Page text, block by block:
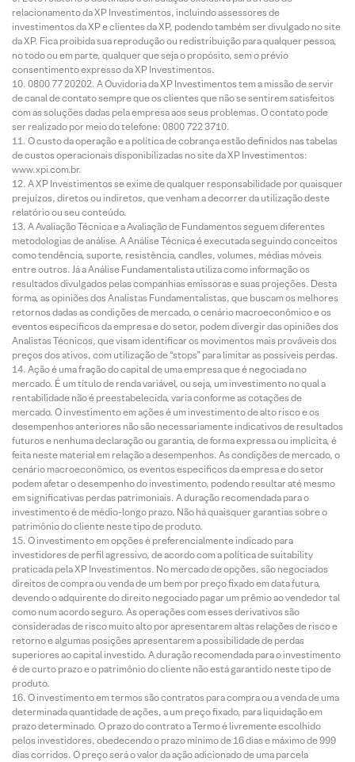
relacionamento da XP Investimentos, incluindo assessores de
investimentos da XP e clientes da XP, podendo também ser divulgado no site
da XP. Fica proibida sua reprodução ou redistribuição para qualquer pessoa,
no todo ou em parte, qualquer que seja o propósito, sem o prévio
consentimento expresso da XP Investimentos.
0800 77 20202. A Ouvidoria da XP Investimentos tem a missão de servir
de canal de contato sempre que os clientes que não se sentirem satisfeitos
com as soluções dadas pela empresa aos seus problemas. O contato pode
ser realizado por meio do telefone: 0800 722 3710.
O custo da operação e a política de cobrança estão definidos nas tabelas
de custos operacionais disponibilizadas no site da XP Investimentos:
www.xpi.com.br.
A XP Investimentos se exime de qualquer responsabilidade por quaisquer
prejuízos, diretos ou indiretos, que venham a decorrer da utilização deste
relatório ou seu conteúdo.
A Avaliação Técnica e a Avaliação de Fundamentos seguem diferentes
metodologias de análise. A Análise Técnica é executada seguindo conceitos
como tendência, suporte, resistência, candles, volumes, médias móveis
entre outros. Já a Análise Fundamentalista utiliza como informação os
resultados divulgados pelas companhias emissoras e suas projeções. Desta
forma, as opiniões dos Analistas Fundamentalistas, que buscam os melhores
retornos dadas as condições de mercado, o cenário macroeconômico e os
eventos específicos da empresa e do setor, podem divergir das opiniões dos
Analistas Técnicos, que visam identificar os movimentos mais prováveis dos
preços dos ativos, com utilização de “stops” para limitar as possíveis perdas.
Ação é uma fração do capital de uma empresa que é negociada no
mercado. É um título de renda variável, ou seja, um investimento no qual a
rentabilidade não é preestabelecida, varia conforme as cotações de
mercado. O investimento em ações é um investimento de alto risco e os
desempenhos anteriores não são necessariamente indicativos de resultados
futuros e nenhuma declaração ou garantia, de forma expressa ou implícita, é
feita neste material em relação a desempenhos. As condições de mercado, o
cenário macroeconômico, os eventos específicos da empresa e do setor
podem afetar o desempenho do investimento, podendo resultar até mesmo
em significativas perdas patrimoniais. A duração recomendada para o
investimento é de médio-longo prazo. Não há quaisquer garantias sobre o
patrimônio do cliente neste tipo de produto.
O investimento em opções é preferencialmente indicado para
investidores de perfil agressivo, de acordo com a política de suitability
praticada pela XP Investimentos. No mercado de opções, são negociados
direitos de compra ou venda de um bem por preço fixado em data futura,
devendo o adquirente do direito negociado pagar um prêmio ao vendedor tal
como num acordo seguro. As operações com esses derivativos são
consideradas de risco muito alto por apresentarem altas relações de risco e
retorno e algumas posições apresentarem a possibilidade de perdas
superiores ao capital investido. A duração recomendada para o investimento
é de curto prazo e o patrimônio do cliente não está garantido neste tipo de
produto.
O investimento em termos são contratos para compra ou a venda de uma
determinada quantidade de ações, a um preço fixado, para liquidação em
prazo determinado. O prazo do contrato a Termo é livremente escolhido
pelos investidores, obedecendo o prazo mínimo de 16 dias e máximo de 999
dias corridos. O preço será o valor da ação adicionado de uma parcela